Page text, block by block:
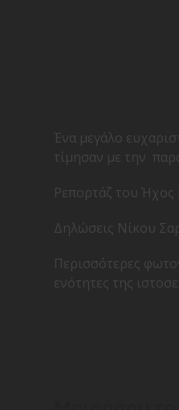
Ένα μεγάλο
τίμησαν με την
Ρεπορτάζ του Ήχος
Δηλώσεις Νίκου
Περισσότερες
ενότητες της